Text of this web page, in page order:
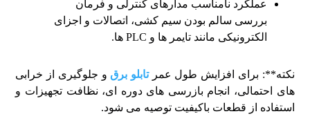
عملکرد نامناسب مدارهای کنترلی و فرمان
بررسی سالم بودن سیم‌ کشی، اتصالات و اجزای
الکترونیکی مانند تایمر ها و PLC‌ ها.
نکته**: برای افزایش طول عمرتابلو برق و جلوگیری از خرابی‌
های احتمالی، انجام بازرسی‌ های دوره‌ ای، نظافت تجهیزات و
استفاده از قطعات باکیفیت توصیه می‌ شود.